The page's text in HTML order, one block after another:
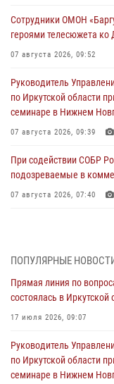
Сотрудники ОМОН
героями телесюжета ко
07 августа 2026, 09:52
Руководитель
по Иркутской области
семинаре в Нижнем
07 августа 2026, 09:39
При содействии СОБР
подозреваемые в
07 августа 2026, 07:40
В Иркутске состоялся
Иркутской области по
Военнослужащий
этапе всероссийского
ПОПУЛЯРНЫЕ
Прямая линия по
состоялась в Иркутской
17 июля 2026, 09:07
Руководитель
по Иркутской области
семинаре в Нижнем